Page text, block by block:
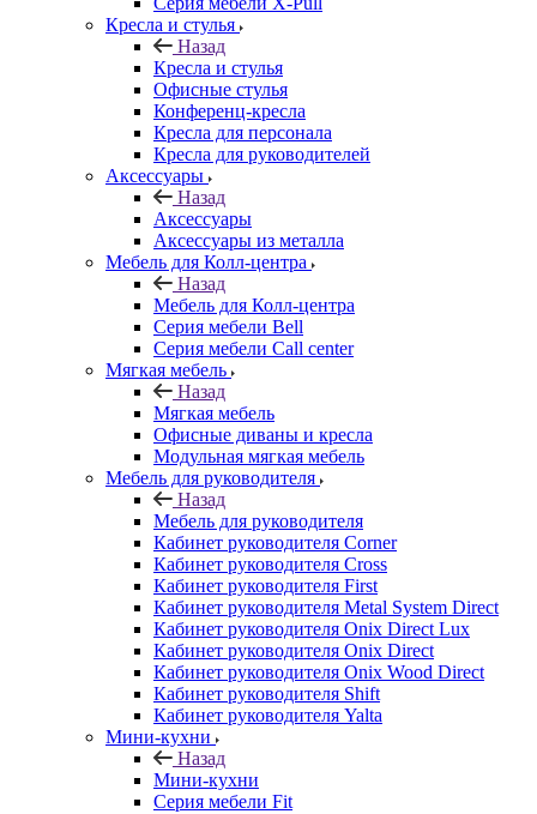
Кресла и стулья
Назад
Кресла и стулья
Офисные стулья
Конференц-кресла
Кресла для персонала
Кресла для руководителей
Аксессуары
Назад
Аксессуары
Аксессуары из металла
Мебель для Колл-центра
Назад
Мебель для Колл-центра
Серия мебели Bell
Серия мебели Call center
Мягкая мебель
Назад
Мягкая мебель
Офисные диваны и кресла
Модульная мягкая мебель
Мебель для руководителя
Назад
Мебель для руководителя
Кабинет руководителя Corner
Кабинет руководителя Cross
Кабинет руководителя First
Кабинет руководителя Metal System Direct
Кабинет руководителя Onix Direct Lux
Кабинет руководителя Onix Direct
Кабинет руководителя Onix Wood Direct
Кабинет руководителя Shift
Кабинет руководителя Yalta
Мини-кухни
Назад
Мини-кухни
Серия мебели Fit